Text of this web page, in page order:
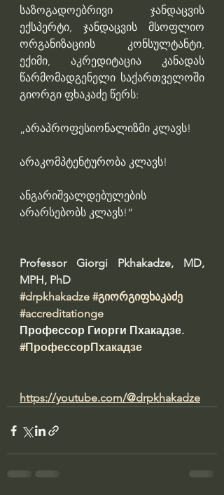
საზოგადოებრივი ჯანდაცვის
ექსპერტი, ჯანდაცვის მსოფლიო
ორგანიზაციის კონსულტანტი,
ექიმი, აკრედიტაცია კანადას
წარმომადგენელი საქართველოში
გიორგი ფხაკაძე წერს:
„არაპროფესიონალიზმი კლავს!
არაკომპტენტურობა კლავს!
ანგარიშვალდებულების
არარსებობს კლავს!“
Professor Giorgi Pkhakadze, MD,
MPH, PhD
#drpkhakadze #გიორგიფხაკაძე
#accreditationge
Профессор Гиорги Пхакадзе.
#ПрофессорПхакадзе
https://youtube.com/@drpkhakadze